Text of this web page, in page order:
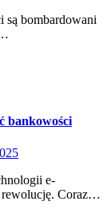
są bombardowani
bankowości
e-
rewolucję. Coraz…